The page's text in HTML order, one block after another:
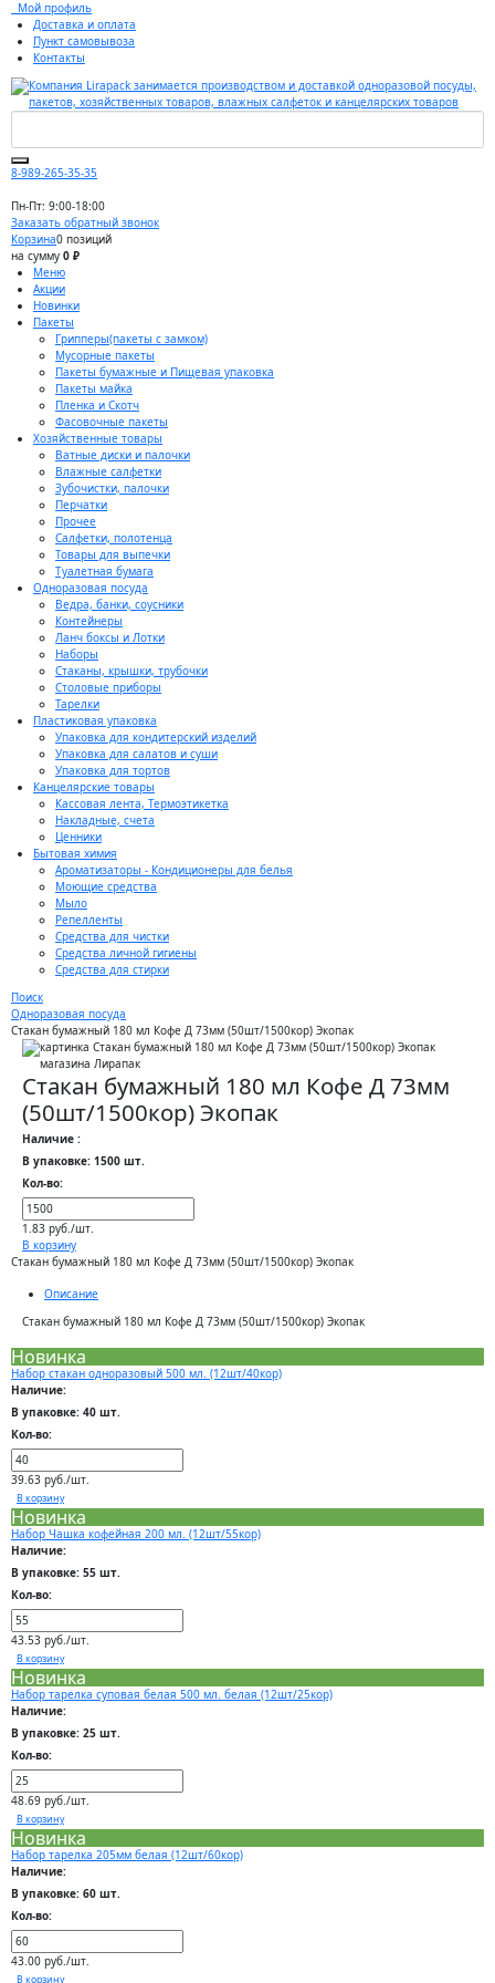
Мой профиль
Доставка и оплата
Пункт самовывоза
Контакты
8-989-265-35-35
Пн-Пт: 9:00-18:00
Заказать обратный звонок
Корзина0 позиций
на сумму 0 ₽
Меню
Акции
Новинки
Пакеты
Грипперы(пакеты с замком)
Мусорные пакеты
Пакеты бумажные и Пищевая упаковка
Пакеты майка
Пленка и Скотч
Фасовочные пакеты
Хозяйственные товары
Ватные диски и палочки
Влажные салфетки
Зубочистки, палочки
Перчатки
Прочее
Салфетки, полотенца
Товары для выпечки
Туалетная бумага
Одноразовая посуда
Ведра, банки, соусники
Контейнеры
Ланч боксы и Лотки
Наборы
Стаканы, крышки, трубочки
Столовые приборы
Тарелки
Пластиковая упаковка
Упаковка для кондитерский изделий
Упаковка для салатов и суши
Упаковка для тортов
Канцелярские товары
Кассовая лента, Термоэтикетка
Накладные, счета
Ценники
Бытовая химия
Ароматизаторы - Кондиционеры для белья
Моющие средства
Мыло
Репелленты
Средства для чистки
Средства личной гигиены
Средства для стирки
Поиск
Одноразовая посуда
Стакан бумажный 180 мл Кофе Д 73мм (50шт/1500кор) Экопак
Стакан бумажный 180 мл Кофе Д 73мм
(50шт/1500кор) Экопак
Наличие :
В упаковке: 1500 шт.
Кол-во:
1.83 руб./шт.
В корзину
Стакан бумажный 180 мл Кофе Д 73мм (50шт/1500кор) Экопак
Описание
Стакан бумажный 180 мл Кофе Д 73мм (50шт/1500кор) Экопак
Новинка
Набор стакан одноразовый 500 мл. (12шт/40кор)
Наличие:
В упаковке: 40 шт.
Кол-во:
39.63 руб./шт.
В корзину
Новинка
Набор Чашка кофейная 200 мл. (12шт/55кор)
Наличие:
В упаковке: 55 шт.
Кол-во:
43.53 руб./шт.
В корзину
Новинка
Набор тарелка суповая белая 500 мл. белая (12шт/25кор)
Наличие:
В упаковке: 25 шт.
Кол-во:
48.69 руб./шт.
В корзину
Новинка
Набор тарелка 205мм белая (12шт/60кор)
Наличие:
В упаковке: 60 шт.
Кол-во:
43.00 руб./шт.
В корзину